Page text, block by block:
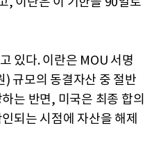
있다. 이란은 MOU 서명
규모의 동결자산 중 절반
는 반면, 미국은 최종 합의
되는 시점에 자산을 해제